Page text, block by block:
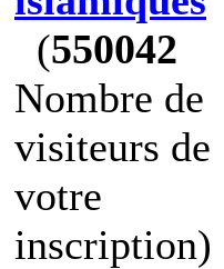
(550042
Nombre de
visiteurs de
votre
inscription)